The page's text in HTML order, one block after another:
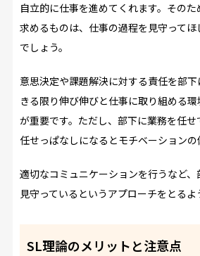
自立的に仕事を進めてくれます。その
求めるものは、仕事の過程を見守って
でしょう。
意思決定や課題解決に対する責任を部
きる限り伸び伸びと仕事に取り組める
が重要です。ただし、部下に業務を任せ
任せっぱなしになるとモチベーションの
適切なコミュニケーションを行うなど
見守っているというアプローチをとるよ
SL理論のメリットと注意点